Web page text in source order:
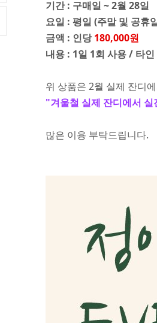
기간 : 구매일 ~ 2월 28일
요일 : 평일 (주말 및 공휴
금액 : 인당180,000원
내용 : 1일 1회 사용 / 타
위 상품은 2월 실제 잔디
"겨울철 실제 잔디에서
많은 이용 부탁드립니다.